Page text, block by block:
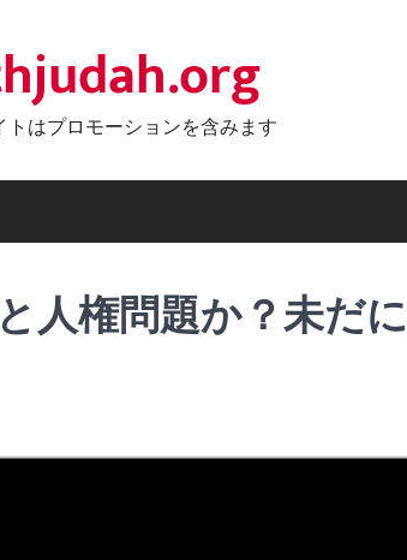
トはプロモーションを含みます
人権問題か？未だに